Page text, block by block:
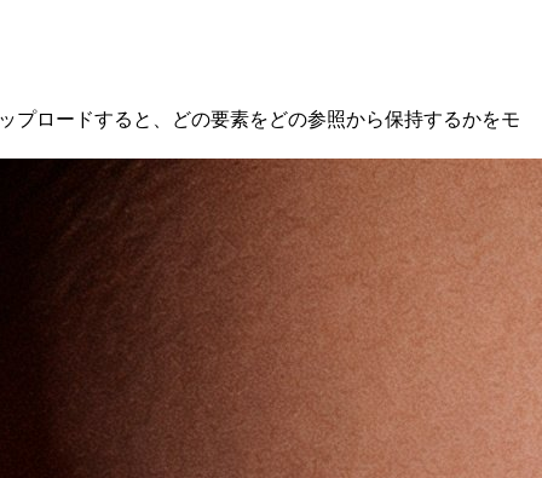
プロードすると、どの要素をどの参照から保持するかをモ